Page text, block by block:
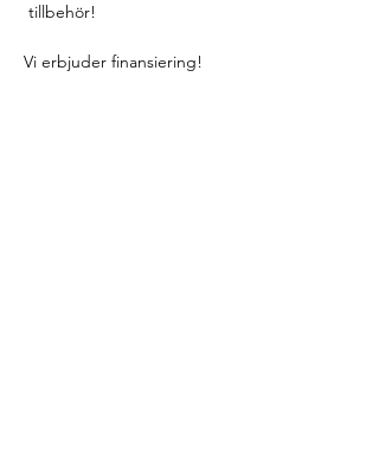
tillbehör!
Vi erbjuder finansiering!